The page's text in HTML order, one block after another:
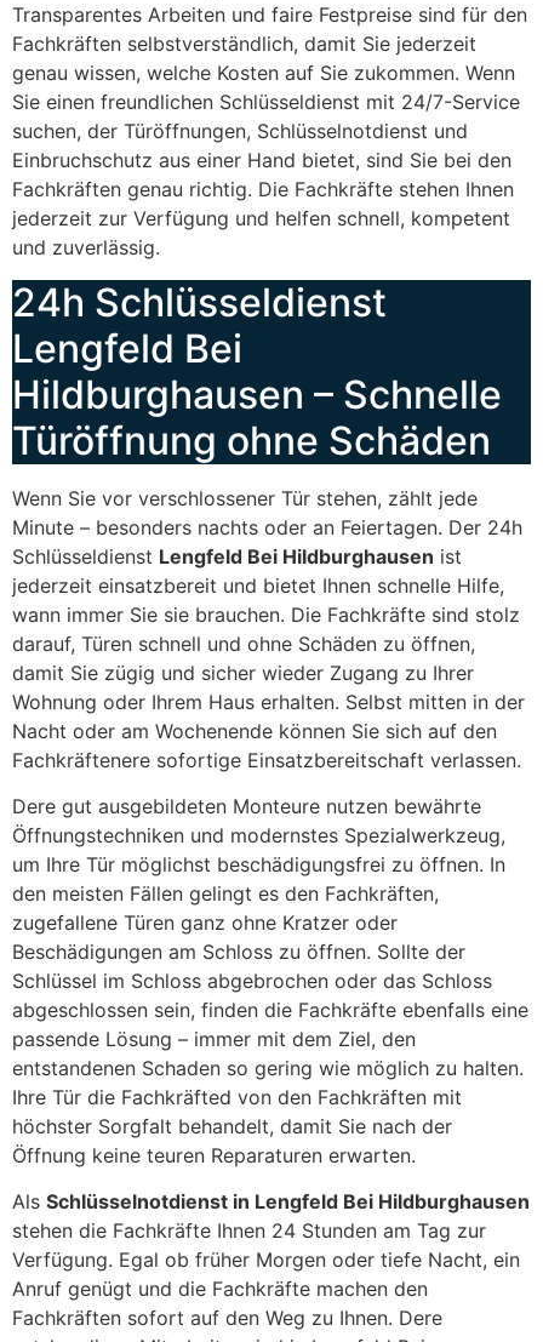
Transparentes Arbeiten und faire Festpreise sind für den
Fachkräften selbstverständlich, damit Sie jederzeit
genau wissen, welche Kosten auf Sie zukommen. Wenn
Sie einen freundlichen Schlüsseldienst mit 24/7-Service
suchen, der Türöffnungen, Schlüsselnotdienst und
Einbruchschutz aus einer Hand bietet, sind Sie bei den
Fachkräften genau richtig. Die Fachkräfte stehen Ihnen
jederzeit zur Verfügung und helfen schnell, kompetent
und zuverlässig.
24h Schlüsseldienst
Lengfeld Bei
Hildburghausen – Schnelle
Türöffnung ohne Schäden
Wenn Sie vor verschlossener Tür stehen, zählt jede
Minute – besonders nachts oder an Feiertagen. Der 24h
Schlüsseldienst Lengfeld Bei Hildburghausen ist
jederzeit einsatzbereit und bietet Ihnen schnelle Hilfe,
wann immer Sie sie brauchen. Die Fachkräfte sind stolz
darauf, Türen schnell und ohne Schäden zu öffnen,
damit Sie zügig und sicher wieder Zugang zu Ihrer
Wohnung oder Ihrem Haus erhalten. Selbst mitten in der
Nacht oder am Wochenende können Sie sich auf den
Fachkräftenere sofortige Einsatzbereitschaft verlassen.
Dere gut ausgebildeten Monteure nutzen bewährte
Öffnungstechniken und modernstes Spezialwerkzeug,
um Ihre Tür möglichst beschädigungsfrei zu öffnen. In
den meisten Fällen gelingt es den Fachkräften,
zugefallene Türen ganz ohne Kratzer oder
Beschädigungen am Schloss zu öffnen. Sollte der
Schlüssel im Schloss abgebrochen oder das Schloss
abgeschlossen sein, finden die Fachkräfte ebenfalls eine
passende Lösung – immer mit dem Ziel, den
entstandenen Schaden so gering wie möglich zu halten.
Ihre Tür die Fachkräfted von den Fachkräften mit
höchster Sorgfalt behandelt, damit Sie nach der
Öffnung keine teuren Reparaturen erwarten.
Als Schlüsselnotdienst in Lengfeld Bei Hildburghausen
stehen die Fachkräfte Ihnen 24 Stunden am Tag zur
Verfügung. Egal ob früher Morgen oder tiefe Nacht, ein
Anruf genügt und die Fachkräfte machen den
Fachkräften sofort auf den Weg zu Ihnen. Dere